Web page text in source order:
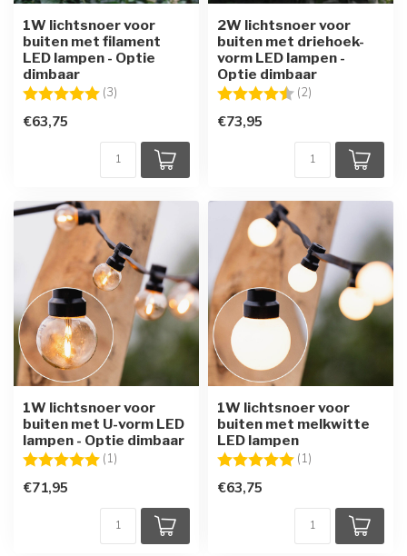
1W lichtsnoer voor
buiten met filament
LED lampen - Optie
dimbaar
Beoordeling: (3)
€63,75
2W lichtsnoer voor
buiten met driehoek-
vorm LED lampen -
Optie dimbaar
Beoordeling: (2)
€73,95
1W lichtsnoer voor
buiten met U-vorm LED
lampen - Optie dimbaar
Beoordeling: (1)
€71,95
1W lichtsnoer voor
buiten met melkwitte
LED lampen
Beoordeling: (1)
€63,75